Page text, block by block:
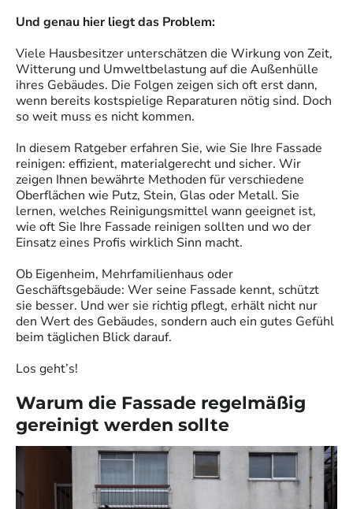
Und genau hier liegt das Problem:
Viele Hausbesitzer unterschätzen die Wirkung von Zeit,
Witterung und Umweltbelastung auf die Außenhülle
ihres Gebäudes. Die Folgen zeigen sich oft erst dann,
wenn bereits kostspielige Reparaturen nötig sind. Doch
so weit muss es nicht kommen.
In diesem Ratgeber erfahren Sie, wie Sie Ihre Fassade
reinigen: effizient, materialgerecht und sicher. Wir
zeigen Ihnen bewährte Methoden für verschiedene
Oberflächen wie Putz, Stein, Glas oder Metall. Sie
lernen, welches Reinigungsmittel wann geeignet ist,
wie oft Sie Ihre Fassade reinigen sollten und wo der
Einsatz eines Profis wirklich Sinn macht.
Ob Eigenheim, Mehrfamilienhaus oder
Geschäftsgebäude: Wer seine Fassade kennt, schützt
sie besser. Und wer sie richtig pflegt, erhält nicht nur
den Wert des Gebäudes, sondern auch ein gutes Gefühl
beim täglichen Blick darauf.
Los geht’s!
Warum die Fassade regelmäßig
gereinigt werden sollte